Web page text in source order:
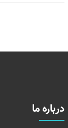
درباره ما